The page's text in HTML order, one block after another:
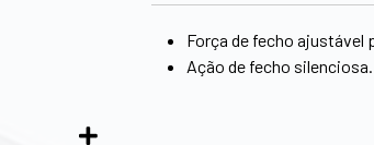
Força de fecho ajustável
Ação de fecho silenciosa.